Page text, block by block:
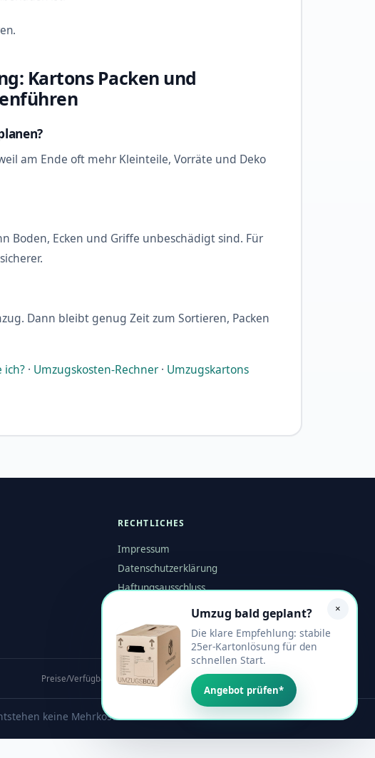
Kartons Packen und
am Ende oft mehr Kleinteile, Vorräte und Deko
Boden, Ecken und Griffe unbeschädigt sind. Für
Dann bleibt genug Zeit zum Sortieren, Packen
ich?· Umzugskosten-Rechner· Umzugskartons
RECHTLICHES
Impressum
Datenschutzerklärung
Haftungsausschluss
Preise/Verfügbarkeit bitte beim Anbieter prüfen. Kein Online-Shop.
keine Mehrkosten.
×
Umzug bald geplant?
Die klare Empfehlung: stabile
25er-Kartonlösung für den
schnellen Start.
Angebot prüfen*